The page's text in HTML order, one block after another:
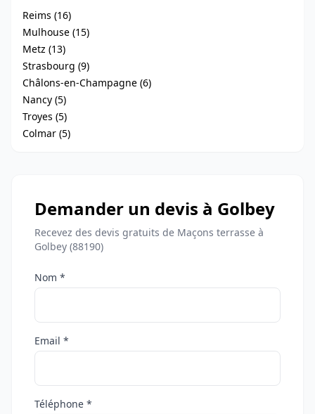
Reims (16)
Mulhouse (15)
Metz (13)
Strasbourg (9)
Châlons-en-Champagne (6)
Nancy (5)
Troyes (5)
Colmar (5)
Demander un devis à Golbey
Recevez des devis gratuits de Maçons terrasse à
Golbey (88190)
Nom *
Email *
Téléphone *